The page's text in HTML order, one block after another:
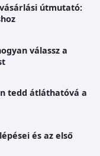
útmutató:
válassz a
tedd átláthatóvá a
és az első